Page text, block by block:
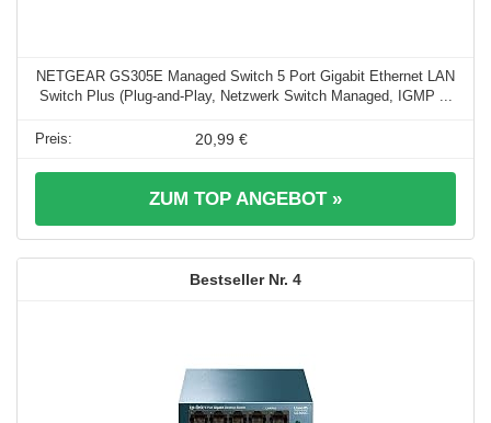
NETGEAR GS305E Managed Switch 5 Port Gigabit Ethernet LAN
Switch Plus (Plug-and-Play, Netzwerk Switch Managed, IGMP ...
20,99 €
ZUM TOP ANGEBOT »
4